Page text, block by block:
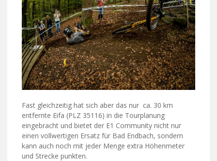
Fast gleichzeitig hat sich aber das nur ca. 30 km
entfernte Eifa (PLZ 35116) in die Tourplanung
eingebracht und bietet der E1 Community nicht nur
einen vollwertigen Ersatz für Bad Endbach, sondern
kann auch noch mit jeder Menge extra Höhenmeter
und Strecke punkten.